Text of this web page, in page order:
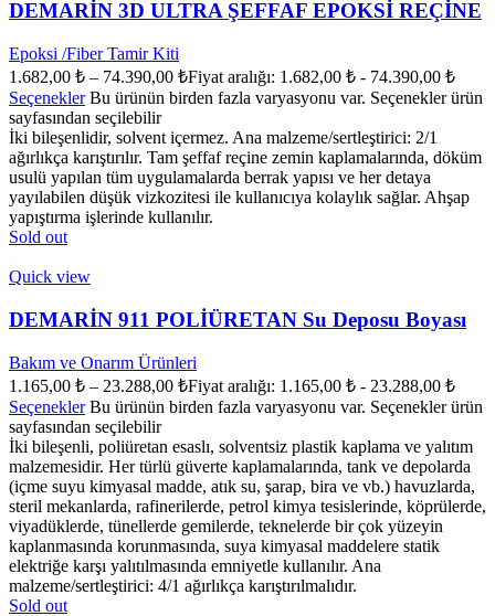
DEMARİN 3D ULTRA ŞEFFAF EPOKSİ REÇİNE
Epoksi /Fiber Tamir Kiti
1.682,00 ₺ – 74.390,00 ₺Fiyat aralığı: 1.682,00 ₺ - 74.390,00 ₺
Seçenekler Bu ürünün birden fazla varyasyonu var. Seçenekler ürün
sayfasından seçilebilir
İki bileşenlidir, solvent içermez. Ana malzeme/sertleştirici: 2/1
ağırlıkça karıştırılır. Tam şeffaf reçine zemin kaplamalarında, döküm
usulü yapılan tüm uygulamalarda berrak yapısı ve her detaya
yayılabilen düşük vizkozitesi ile kullanıcıya kolaylık sağlar. Ahşap
yapıştırma işlerinde kullanılır.
Sold out
Quick view
DEMARİN 911 POLİÜRETAN Su Deposu Boyası
Bakım ve Onarım Ürünleri
1.165,00 ₺ – 23.288,00 ₺Fiyat aralığı: 1.165,00 ₺ - 23.288,00 ₺
Seçenekler Bu ürünün birden fazla varyasyonu var. Seçenekler ürün
sayfasından seçilebilir
İki bileşenli, poliüretan esaslı, solventsiz plastik kaplama ve yalıtım
malzemesidir. Her türlü güverte kaplamalarında, tank ve depolarda
(içme suyu kimyasal madde, atık su, şarap, bira ve vb.) havuzlarda,
steril mekanlarda, rafinerilerde, petrol kimya tesislerinde, köprülerde,
viyadüklerde, tünellerde gemilerde, teknelerde bir çok yüzeyin
kaplanmasında korunmasında, suya kimyasal maddelere statik
elektriğe karşı yalıtılmasında emniyetle kullanılır. Ana
malzeme/sertleştirici: 4/1 ağırlıkça karıştırılmalıdır.
Sold out